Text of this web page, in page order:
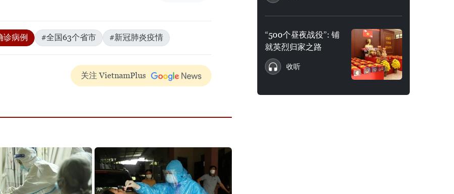
诊病例 #全国63个省市 #新冠肺炎疫情
关注 VietnamPlus
“500个昼夜战役”: 铺
就英烈归家之路
收听